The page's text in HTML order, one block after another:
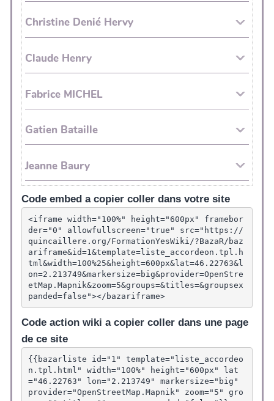
Code embed a copier coller dans votre site
<iframe width="100%" height="600px" framebor
der="0" allowfullscreen="true" src="https://
quincaillere.org/FormationYesWiki/?BazaR/baz
ariframe&id=1&template=liste_accordeon.tpl.h
tml&width=100%25&height=600px&lat=46.22763&l
on=2.213749&markersize=big&provider=OpenStre
etMap.Mapnik&zoom=5&groups=&titles=&groupsex
panded=false"></bazariframe>
Code action wiki a copier coller dans une page
de ce site
{{bazarliste id="1" template="liste_accordeo
n.tpl.html" width="100%" height="600px" lat
="46.22763" lon="2.213749" markersize="big"
provider="OpenStreetMap.Mapnik" zoom="5" gro